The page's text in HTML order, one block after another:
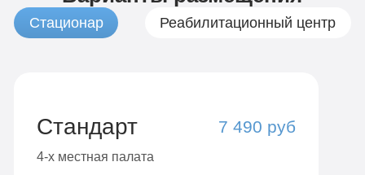
Стационар Реабилитационный центр
Стандарт 7 490 руб
4-х местная палата